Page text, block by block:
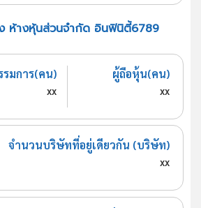
ห้างหุ้นส่วนจำกัด อินฟินิตี้6789
รมการ(คน)
xx
ผู้ถือหุ้น(คน)
xx
จำนวนบริษัทที่อยู่เดียวกัน (บริษัท)
xx